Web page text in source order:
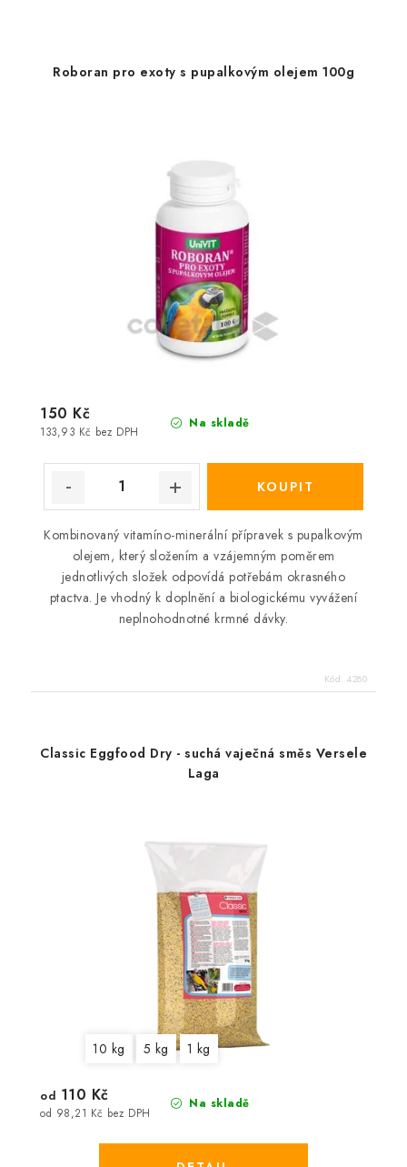
Roboran pro exoty s pupalkovým olejem 100g
Na skladě
133,93 Kč bez DPH
150 Kč
Kombinovaný vitamíno-minerální přípravek s pupalkovým
olejem, který složením a vzájemným poměrem
jednotlivých složek odpovídá potřebám okrasného
ptactva. Je vhodný k doplnění a biologickému vyvážení
neplnohodnotné krmné dávky.
Kód: 4280
Classic Eggfood Dry - suchá vaječná směs Versele
Laga
10 kg 5 kg 1 kg
Na skladě
od 98,21 Kč bez DPH
od 110 Kč